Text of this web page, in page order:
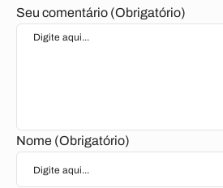
Seu comentário (Obrigatório)
Nome (Obrigatório)